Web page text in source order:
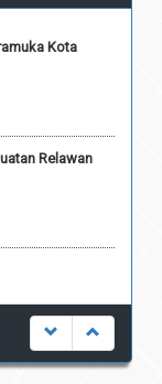
Kota
Relawan